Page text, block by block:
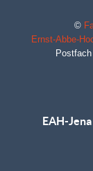
©
Ernst-Abbe-
EAH-Jena